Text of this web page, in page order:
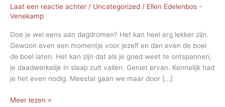
Laat een reactie achter / Uncategorized / Ellen Edelenbos -
Venekamp
Doe je wel eens aan dagdromen? Het kan heel erg lekker zijn.
Gewoon even een momentje voor jezelf en dan even de boel
de boel laten. Het kan zijn dat als je goed weet te ontspannen,
je daadwerkelijk in slaap zult vallen. Geniet ervan. Kennelijk had
je het even nodig. Meestal gaan we maar door […]
Dagdromen
Meer lezen »